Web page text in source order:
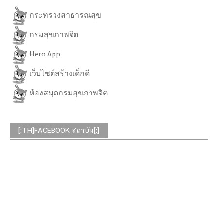
กระทรวงสาธารณสุข
กรมสุขภาพจิต
Hero App
เว็บไซต์สร้างเด็กดี
ห้องสมุดกรมสุขภาพจิต
[:TH]FACEBOOK สถาบัน[:]